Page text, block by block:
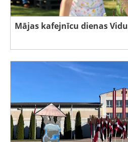
Mājas kafejnīcu dienas